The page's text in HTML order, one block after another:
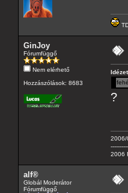
GinJoy
Fórumfüggő
Nem elérhető
Hozzászólások: 8683
?
2006/
2006
alf®
Globál Moderátor
Fórumfüggő